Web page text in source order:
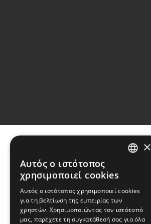
ΚΑΤΗΓΟΡΙΕΣ
×
Αυτός ο ιστότοπος
χρησιμοποιεί cookies
Αυτός ο ιστότοπος χρησιμοποιεί cookies
για τη βελτίωση της εμπειρίας των
χρηστών. Χρησιμοποιώντας τον ιστότοπό
μας, παρέχετε τη συγκατάθεσή σας για όλα